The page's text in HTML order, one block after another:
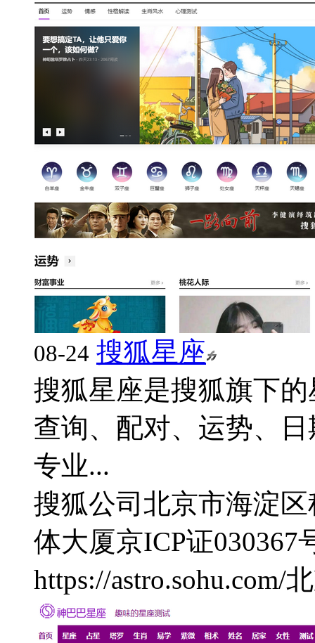
08-24 搜狐星座
搜狐星座是搜狐旗下
查询、配对、运势、
专业...
搜狐公司 北京市海淀
体大厦京ICP证030367
https://astro.sohu.com/